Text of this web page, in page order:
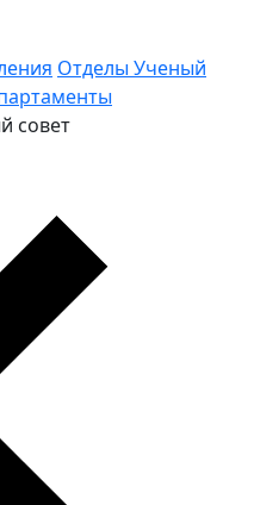
Отделы Ученый
совет